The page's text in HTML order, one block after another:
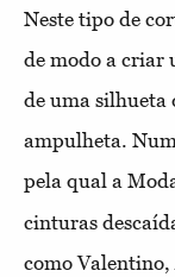
Neste tipo de
de modo a criar
de uma silhueta
ampulheta.
pela qual a
cinturas
como Valentino,